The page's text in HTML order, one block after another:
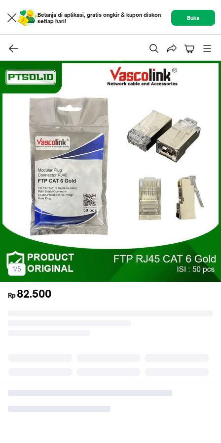
Belanja di aplikasi, gratis ongkir & kupon diskon
setiap hari!
Buka
1/5
Rp 82.500